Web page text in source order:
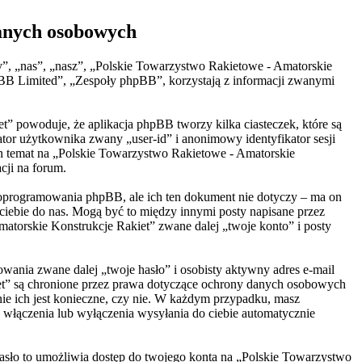
osobowych
„nas”, „nasz”, „Polskie Towarzystwo Rakietowe - Amatorskie
Limited”, „Zespoły phpBB”, korzystają z informacji zwanymi
powoduje, że aplikacja phpBB tworzy kilka ciasteczek, które są
użytkownika zwany „user-id” i anonimowy identyfikator sesji
na „Polskie Towarzystwo Rakietowe - Amatorskie
na forum.
phpBB, ale ich ten dokument nie dotyczy – ma on
do nas. Mogą być to między innymi posty napisane przez
Konstrukcje Rakiet” zwane dalej „twoje konto” i posty
zwane dalej „twoje hasło” i osobisty aktywny adres e-mail
są chronione przez prawa dotyczące ochrony danych osobowych
ich jest konieczne, czy nie. W każdym przypadku, masz
lub wyłączenia wysyłania do ciebie automatycznie
to umożliwia dostęp do twojego konta na „Polskie Towarzystwo